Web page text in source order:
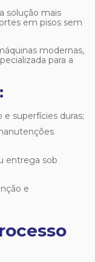
solução mais
em pisos sem
modernas,
para a
e superfícies duras;